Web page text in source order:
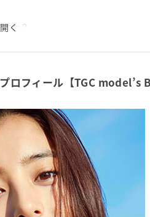
か？
グはありますか？
はありますか？
えてください。
く
フィール【TGC model’s